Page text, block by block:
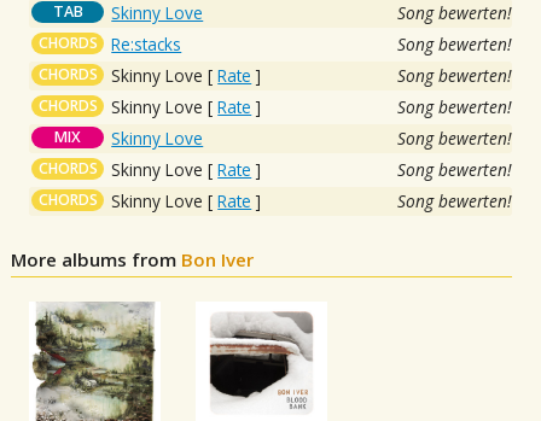
TAB Skinny Love Song bewerten!
CHORDS Re:stacks Song bewerten!
CHORDS Skinny Love [Rate ] Song bewerten!
CHORDS Skinny Love [Rate ] Song bewerten!
MIX Skinny Love Song bewerten!
CHORDS Skinny Love [Rate ] Song bewerten!
CHORDS Skinny Love [Rate ] Song bewerten!
More albums from Bon Iver